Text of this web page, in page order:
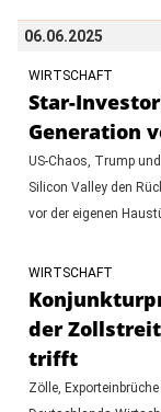
06.06.2025
WIRTSCHAFT
Star-
Generation
US-Chaos, Trump
Silicon Valley den
vor der eigenen
WIRTSCHAFT
der
trifft
Zölle,